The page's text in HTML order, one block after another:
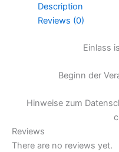
Description
Reviews (0)
Einlass
Beginn der
Hinweise zum
Reviews
There are no reviews yet.